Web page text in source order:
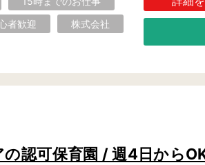
者歓迎 株式会社
認可保育園 / 週4日から